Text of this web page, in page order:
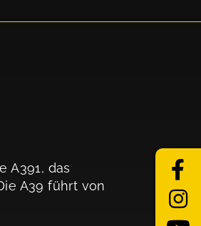
A391, das
A39 führt von